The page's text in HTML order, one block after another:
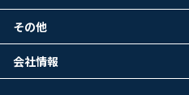
その他
会社情報